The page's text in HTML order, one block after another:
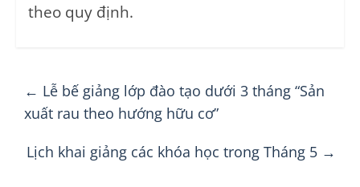
theo quy định.
← Lễ bế giảng lớp đào tạo dưới 3 tháng “Sản
xuất rau theo hướng hữu cơ”
Lịch khai giảng các khóa học trong Tháng 5 →